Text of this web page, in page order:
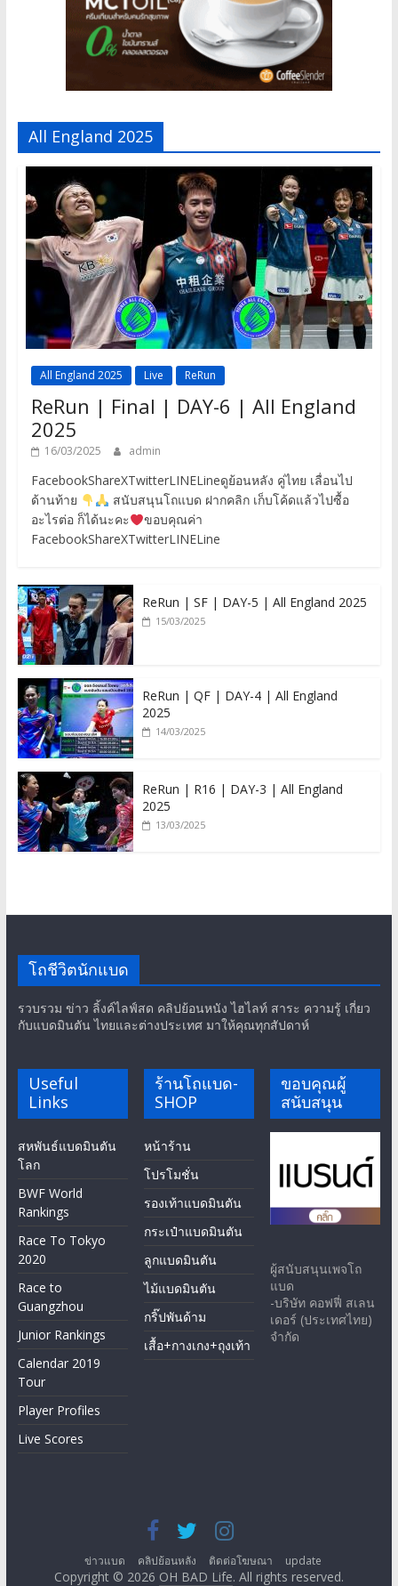
All England 2025
All England 2025 Live ReRun
ReRun | Final | DAY-6 | All England
2025
16/03/2025 admin
FacebookShareXTwitterLINELineดูย้อนหลัง คู่ไทย เลื่อนไป
ด้านท้าย
สนับสนุนโถแบด ฝากคลิก เก็บโค้ดแล้วไปซื้อ
อะไรต่อ ก็ได้นะคะ
ขอบคุณค่า
FacebookShareXTwitterLINELine
ReRun | SF | DAY-5 | All England 2025
15/03/2025
ReRun | QF | DAY-4 | All England
2025
14/03/2025
ReRun | R16 | DAY-3 | All England
2025
13/03/2025
โถชีวิตนักแบด
รวบรวม ข่าว ลิ้งค์ไลฟ์สด คลิปย้อนหนัง ไฮไลท์ สาระ ความรู้ เกี่ยว
กับแบดมินตัน ไทยและต่างประเทศ มาให้คุณทุกสัปดาห์
Useful
Links
สหพันธ์แบดมินตัน
โลก
BWF World
Rankings
Race To Tokyo
2020
Race to
Guangzhou
Junior Rankings
Calendar 2019
Tour
Player Profiles
Live Scores
ร้านโถแบด-
SHOP
หน้าร้าน
โปรโมชั่น
รองเท้าแบดมินตัน
กระเป๋าแบดมินตัน
ลูกแบดมินตัน
ไม้แบดมินตัน
กริ๊ปพันด้าม
เสื้อ+กางเกง+ถุงเท้า
ขอบคุณผู้
สนับสนุน
ผู้สนับสนุนเพจโถ
แบด
-บริษัท คอฟฟี่ สเลน
เดอร์ (ประเทศไทย)
จำกัด
ข่าวแบด คลิปย้อนหลัง ติดต่อโฆษณา update
Copyright © 2026 OH BAD Life. All rights reserved.